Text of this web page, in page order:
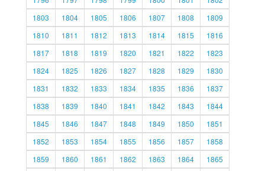
1803
1804 1805 1806 1807 1808
1809
1810
1811 1812 1813 1814 1815
1816
1817
1818 1819 1820 1821 1822
1823
1824
1825 1826 1827 1828 1829
1830
1831
1832 1833 1834 1835 1836
1837
1838
1839 1840 1841 1842 1843
1844
1845
1846 1847 1848 1849 1850
1851
1852
1853 1854 1855 1856 1857
1858
1859
1860 1861 1862 1863 1864
1865